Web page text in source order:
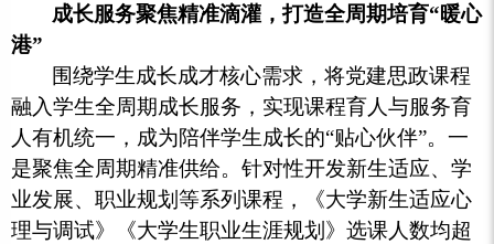
成长服务聚焦精准滴灌，打造全周期培育“暖心
港”
围绕学生成长成才核心需求，将党建思政课程
融入学生全周期成长服务，实现课程育人与服务育
人有机统一，成为陪伴学生成长的“贴心伙伴”。一
是聚焦全周期精准供给。针对性开发新生适应、学
业发展、职业规划等系列课程，《大学新生适应心
理与调试》《大学生职业生涯规划》选课人数均超